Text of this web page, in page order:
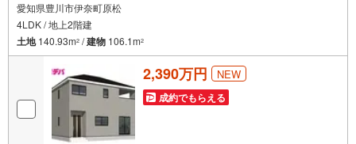
愛知県豊川市伊奈町原松
4LDK / 地上2階建
土地140.93m2 /建物 106.1m2
2,390万円 NEW
成約でもらえる